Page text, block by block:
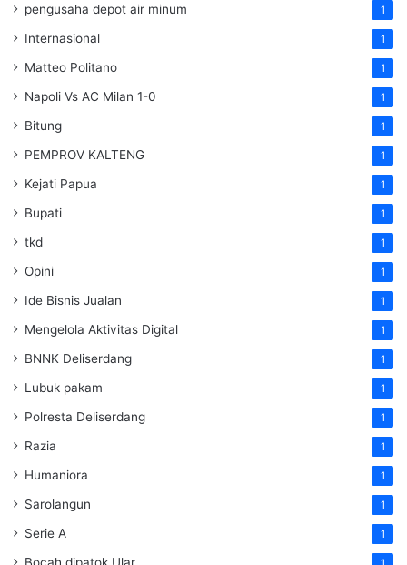
pengusaha depot air minum 1
Internasional 1
Matteo Politano 1
Napoli Vs AC Milan 1-0 1
Bitung 1
PEMPROV KALTENG 1
Kejati Papua 1
Bupati 1
tkd 1
Opini 1
Ide Bisnis Jualan 1
Mengelola Aktivitas Digital 1
BNNK Deliserdang 1
Lubuk pakam 1
Polresta Deliserdang 1
Razia 1
Humaniora 1
Sarolangun 1
Serie A 1
Bocah dipatok Ular